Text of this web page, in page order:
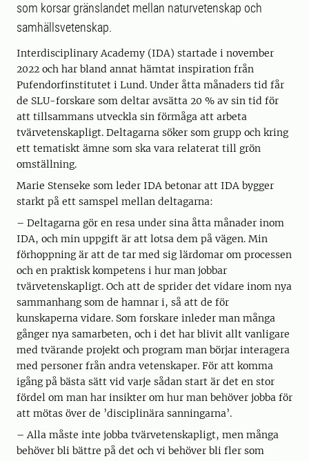
som korsar gränslandet mellan naturvetenskap och
samhällsvetenskap.
Interdisciplinary Academy (IDA) startade i november
2022 och har bland annat hämtat inspiration från
Pufendorfinstitutet i Lund. Under åtta månaders tid får
de SLU-forskare som deltar avsätta 20 % av sin tid för
att tillsammans utveckla sin förmåga att arbeta
tvärvetenskapligt. Deltagarna söker som grupp och kring
ett tematiskt ämne som ska vara relaterat till grön
omställning.
Marie Stenseke som leder IDA betonar att IDA bygger
starkt på ett samspel mellan deltagarna:
– Deltagarna gör en resa under sina åtta månader inom
IDA, och min uppgift är att lotsa dem på vägen. Min
förhoppning är att de tar med sig lärdomar om processen
och en praktisk kompetens i hur man jobbar
tvärvetenskapligt. Och att de sprider det vidare inom nya
sammanhang som de hamnar i, så att de för
kunskaperna vidare. Som forskare inleder man många
gånger nya samarbeten, och i det har blivit allt vanligare
med tvärande projekt och program man börjar interagera
med personer från andra vetenskaper. För att komma
igång på bästa sätt vid varje sådan start är det en stor
fördel om man har insikter om hur man behöver jobba för
att mötas över de ’disciplinära sanningarna’.
– Alla måste inte jobba tvärvetenskapligt, men många
behöver bli bättre på det och vi behöver bli fler som